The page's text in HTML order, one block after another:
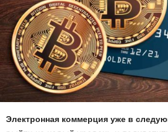
Электронная коммерция уже в